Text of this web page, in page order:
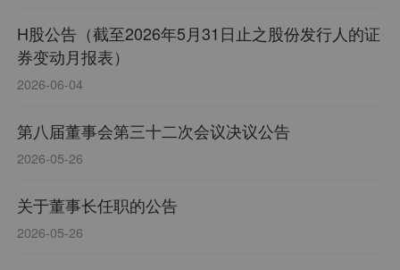
H股公告（截至2026年5月31日止之股份发行人的证
券变动月报表）
2026-06-04
第八届董事会第三十二次会议决议公告
2026-05-26
关于董事长任职的公告
2026-05-26